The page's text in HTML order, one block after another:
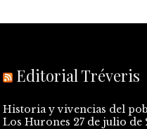
Editorial Tréveris
Historia y vivencias del
Los Hurones 27 de julio de